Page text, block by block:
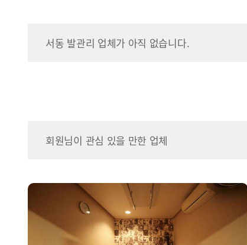
서동 발관리 업체가 아직 없습니다.
회원님이 관심 있을 만한 업체